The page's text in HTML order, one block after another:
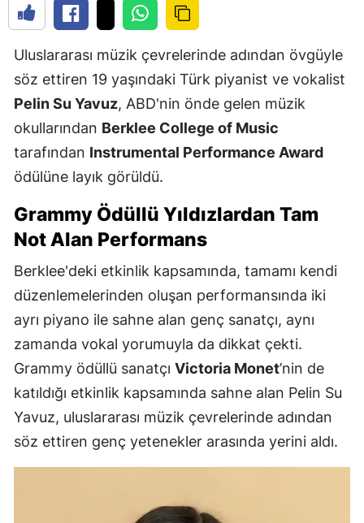
Uluslararası müzik çevrelerinde adından övgüyle
söz ettiren 19 yaşındaki Türk piyanist ve vokalist
Pelin Su Yavuz, ABD'nin önde gelen müzik
okullarından Berklee College of Music
tarafından Instrumental Performance Award
ödülüne layık görüldü.
Grammy Ödüllü Yıldızlardan Tam
Not Alan Performans
Berklee'deki etkinlik kapsamında, tamamı kendi
düzenlemelerinden oluşan performansında iki
ayrı piyano ile sahne alan genç sanatçı, aynı
zamanda vokal yorumuyla da dikkat çekti.
Grammy ödüllü sanatçı Victoria Monet’nin de
katıldığı etkinlik kapsamında sahne alan Pelin Su
Yavuz, uluslararası müzik çevrelerinde adından
söz ettiren genç yetenekler arasında yerini aldı.